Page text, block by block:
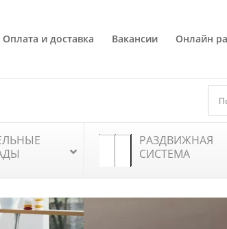
Оплата и доставка Вакансии Онлайн
РАЗДВИЖНАЯ
СИСТЕМА